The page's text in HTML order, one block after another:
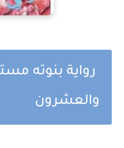
رواية بنوته
والعشرون